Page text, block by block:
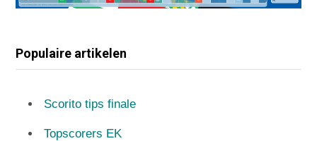
Populaire artikelen
Scorito tips finale
Topscorers EK